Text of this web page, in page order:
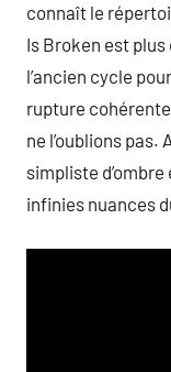
connaît le
Is Broken est
l’ancien cycle
rupture
ne l’oublions pas.
simpliste
infinies nuances